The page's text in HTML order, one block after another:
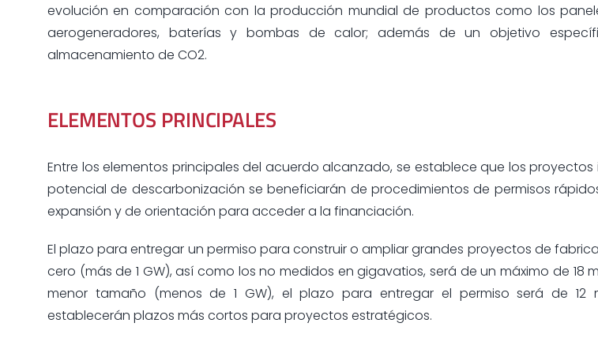
evolución en comparación con la producción mundial de productos como los
aerogeneradores, baterías y bombas de calor; además de un objetivo
almacenamiento de CO2.
ELEMENTOS PRINCIPALES
Entre los elementos principales del acuerdo alcanzado, se establece que los
potencial de descarbonización se beneficiarán de procedimientos de permisos
expansión y de orientación para acceder a la financiación.
El plazo para entregar un permiso para construir o ampliar grandes proyectos de
cero (más de 1 GW), así como los no medidos en gigavatios, será de un máximo de 18
menor tamaño (menos de 1 GW), el plazo para entregar el permiso será de 12
establecerán plazos más cortos para proyectos estratégicos.